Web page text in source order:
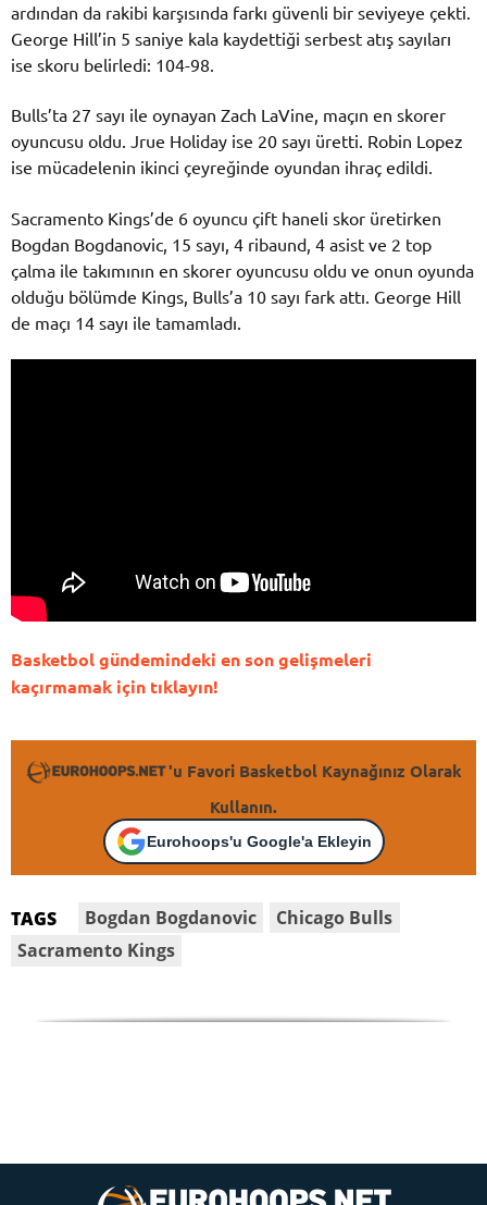
ardından da rakibi karşısında farkı güvenli bir seviyeye çekti.
George Hill’in 5 saniye kala kaydettiği serbest atış sayıları
ise skoru belirledi: 104-98.
Bulls’ta 27 sayı ile oynayan Zach LaVine, maçın en skorer
oyuncusu oldu. Jrue Holiday ise 20 sayı üretti. Robin Lopez
ise mücadelenin ikinci çeyreğinde oyundan ihraç edildi.
Sacramento Kings’de 6 oyuncu çift haneli skor üretirken
Bogdan Bogdanovic, 15 sayı, 4 ribaund, 4 asist ve 2 top
çalma ile takımının en skorer oyuncusu oldu ve onun oyunda
olduğu bölümde Kings, Bulls’a 10 sayı fark attı. George Hill
de maçı 14 sayı ile tamamladı.
Basketbol gündemindeki en son gelişmeleri
kaçırmamak için tıklayın!
'u Favori Basketbol Kaynağınız Olarak
Kullanın.
Eurohoops'u Google'a Ekleyin
TAGS Bogdan Bogdanovic
Chicago Bulls
Sacramento Kings